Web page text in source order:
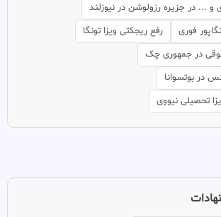
... در جزیره رزولوشن در نیوزلند
فوری
رفع ریجکتی ویزا تونگا
در جمهوری چک
در بوتسوانا
تحصیلی نیووی